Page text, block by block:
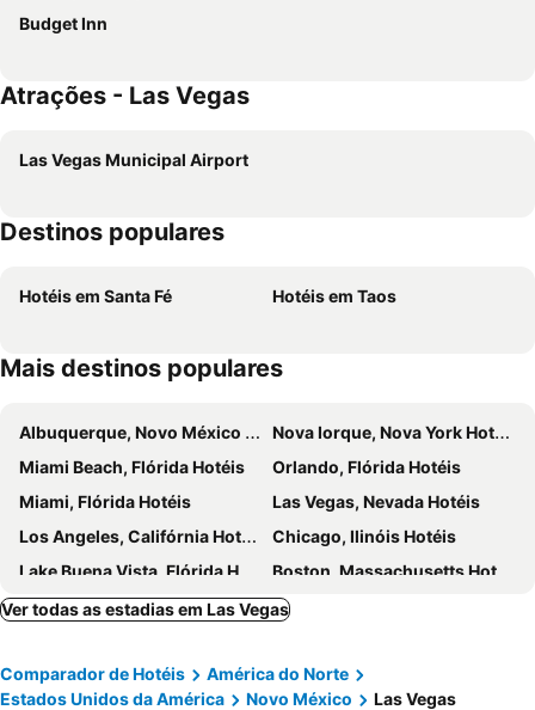
Budget Inn
Atrações - Las Vegas
Las Vegas Municipal Airport
Destinos populares
Hotéis em Santa Fé Hotéis em Taos
Mais destinos populares
Albuquerque, Novo México Hotéis
Nova Iorque, Nova York Hotéis
Miami Beach, Flórida Hotéis
Orlando, Flórida Hotéis
Miami, Flórida Hotéis
Las Vegas, Nevada Hotéis
Los Angeles, Califórnia Hotéis
Chicago, Ilinóis Hotéis
Lake Buena Vista, Flórida Hotéis
Boston, Massachusetts Hotéis
Ver todas as estadias em Las Vegas
Comparador de Hotéis
América do Norte
Estados Unidos da América
Novo México Las Vegas